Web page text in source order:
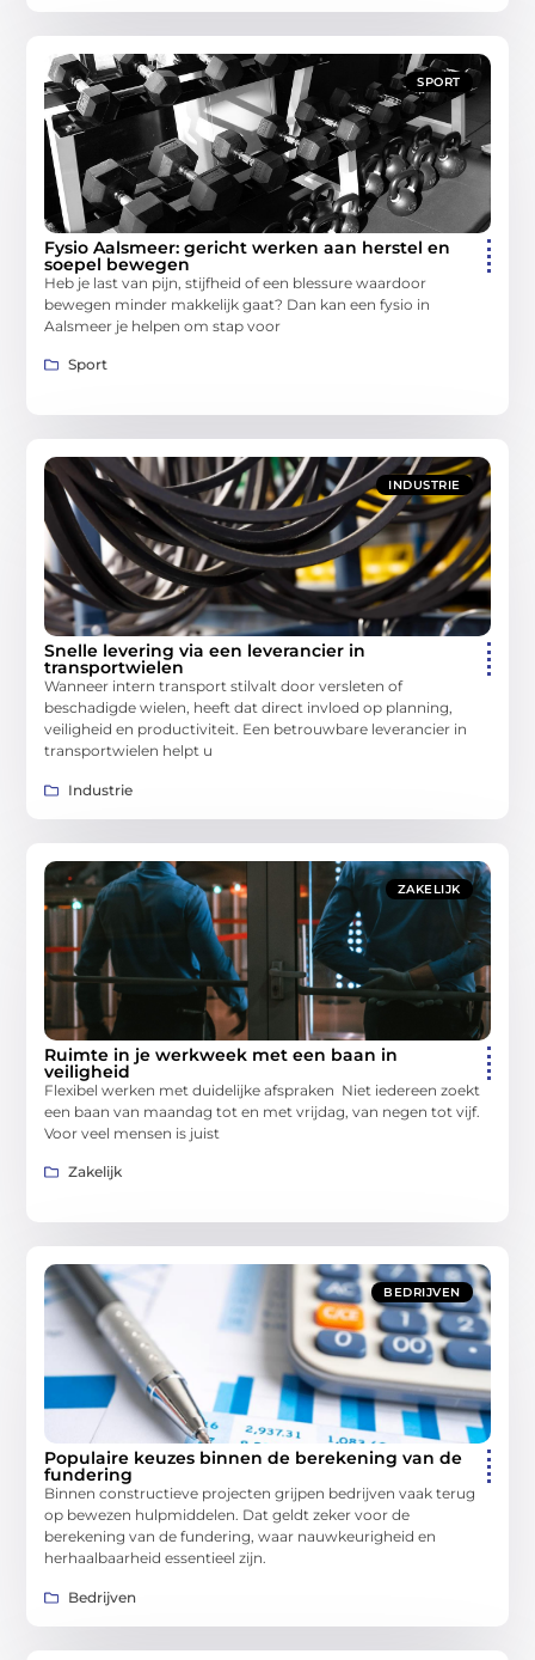
SPORT
Fysio Aalsmeer: gericht werken aan herstel en
soepel bewegen
Heb je last van pijn, stijfheid of een blessure waardoor
bewegen minder makkelijk gaat? Dan kan een fysio in
Aalsmeer je helpen om stap voor
Sport
INDUSTRIE
Snelle levering via een leverancier in
transportwielen
Wanneer intern transport stilvalt door versleten of
beschadigde wielen, heeft dat direct invloed op planning,
veiligheid en productiviteit. Een betrouwbare leverancier in
transportwielen helpt u
Industrie
ZAKELIJK
Ruimte in je werkweek met een baan in
veiligheid
Flexibel werken met duidelijke afspraken Niet iedereen zoekt
een baan van maandag tot en met vrijdag, van negen tot vijf.
Voor veel mensen is juist
Zakelijk
BEDRIJVEN
Populaire keuzes binnen de berekening van de
fundering
Binnen constructieve projecten grijpen bedrijven vaak terug
op bewezen hulpmiddelen. Dat geldt zeker voor de
berekening van de fundering, waar nauwkeurigheid en
herhaalbaarheid essentieel zijn.
Bedrijven